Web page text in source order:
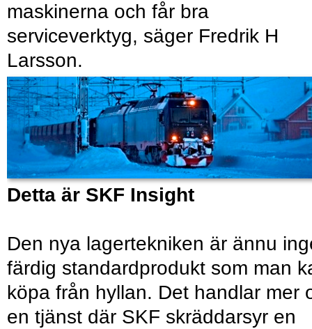
maskinerna och får bra
serviceverktyg, säger Fredrik H
Larsson.
Detta är SKF Insight
Den nya lagertekniken är ännu
färdig standardprodukt som man
köpa från hyllan. Det handlar mer
en tjänst där SKF skräddarsyr en